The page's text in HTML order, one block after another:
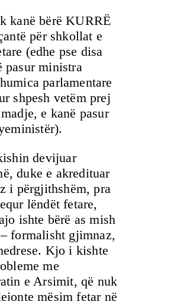
kanë bërë KURRË
për shkollat e
(edhe pse disa
pasur ministra
parlamentare
shpesh vetëm prej
e kanë pasur
devijuar
duke e akredituar
i përgjithshëm, pra
lëndët fetare,
ishte bërë as mish
formalisht gjimnaz,
Kjo i kishte
me
e Arsimit, që nuk
mësim fetar në